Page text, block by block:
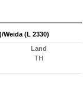
(L 2330)
Land
TH